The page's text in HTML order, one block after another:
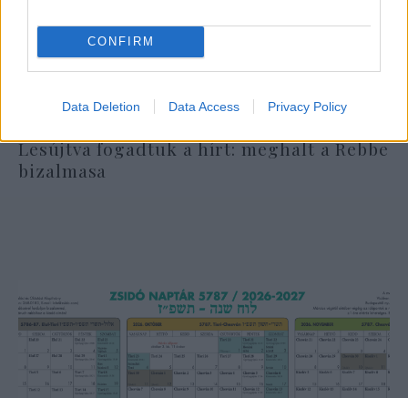
CONFIRM
Data Deletion Data Access Privacy Policy
Lesújtva fogadtuk a hírt: meghalt a Rebbe
bizalmasa